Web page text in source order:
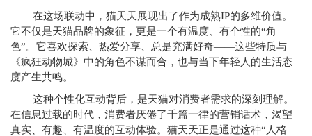
在这场联动中，猫天天展现出了作为成熟IP的多维价值。
它不仅是天猫品牌的象征，更是一个有温度、有个性的“角
色”。它喜欢探索、热爱分享、总是充满好奇——这些特质与
《疯狂动物城》中的角色不谋而合，也与当下年轻人的生活态
度产生共鸣。
这种个性化互动背后，是天猫对消费者需求的深刻理解。
在信息过载的时代，消费者厌倦了千篇一律的营销话术，渴望
真实、有趣、有温度的互动体验。猫天天正是通过这种“人格